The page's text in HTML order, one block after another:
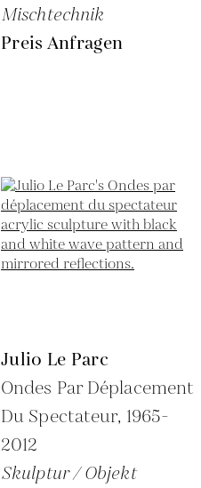
Mischtechnik
Preis Anfragen
Julio Le Parc
Ondes Par Déplacement
Du Spectateur, 1965-
2012
Skulptur / Objekt